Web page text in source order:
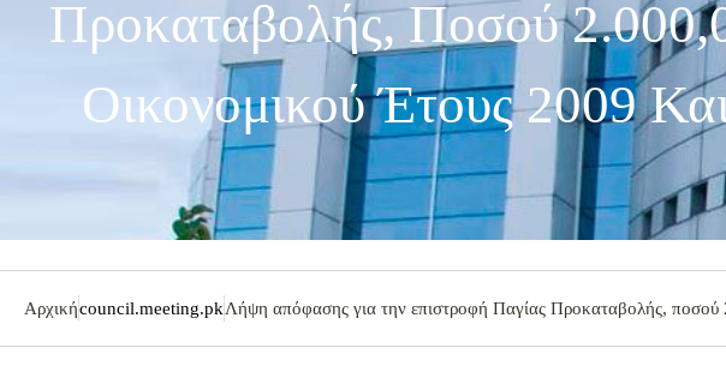
Προκαταβολής, Ποσού
Οικονομικού Έτους 2009
Αρχικήcouncil.meeting.pkΛήψη απόφασης για την επιστροφή Παγίας Προκαταβολής,